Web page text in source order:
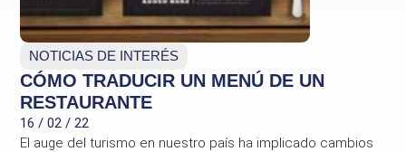
NOTICIAS DE INTERÉS
CÓMO TRADUCIR UN MENÚ DE UN
RESTAURANTE
16 / 02 / 22
El auge del turismo en nuestro país ha implicado cambios